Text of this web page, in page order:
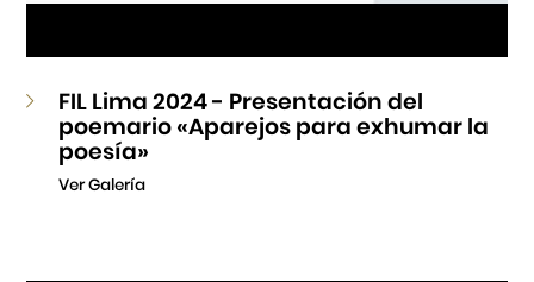
FIL Lima 2024 - Presentación del
poemario «Aparejos para exhumar la
poesía»
Ver Galería